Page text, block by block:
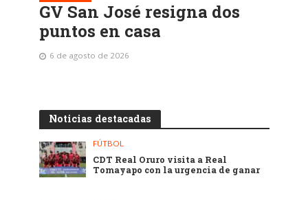
GV San José resigna dos
puntos en casa
6 de agosto de 2026
Noticias destacadas
FÚTBOL
CDT Real Oruro visita a Real
Tomayapo con la urgencia de ganar